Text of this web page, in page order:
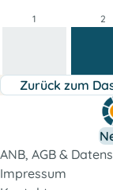
1 2
Zurück zum
ANB, AGB &
Impressum